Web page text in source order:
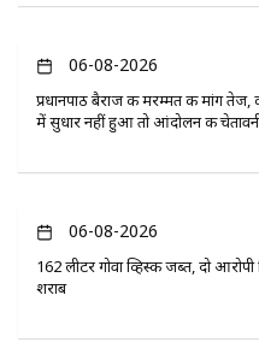
06-08-2026
प्रधानपाठ बैराज की मरम्मत की मांग
में सुधार नहीं हुआ तो आंदोलन की
06-08-2026
162 लीटर गोवा व्हिस्की जब्त, दो
शराब